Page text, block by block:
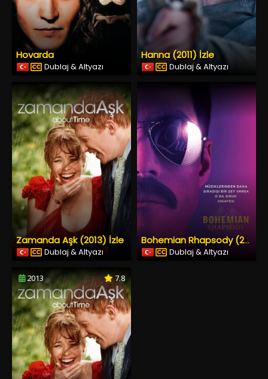
Hovarda
Dublaj & Altyazı
Hanna (2011) İzle
Dublaj & Altyazı
Zamanda Aşk (2013) İzle
Dublaj & Altyazı
Bohemian Rhapsody (2018) İzle
Dublaj & Altyazı
2013 7.8